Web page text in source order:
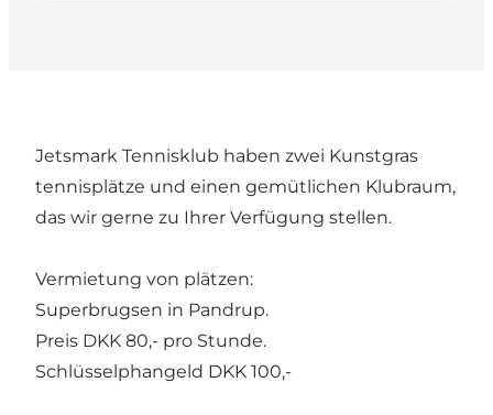
Jetsmark Tennisklub haben zwei Kunstgras
tennisplätze und einen gemütlichen Klubraum,
das wir gerne zu Ihrer Verfügung stellen.
Vermietung von plätzen:
Superbrugsen in Pandrup.
Preis DKK 80,- pro Stunde.
Schlüsselphangeld DKK 100,-